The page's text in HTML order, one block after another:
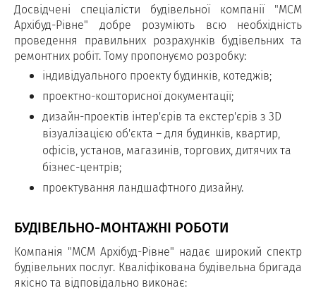
Досвідчені спеціалісти будівельної компанії "МСМ
Архібуд-Рівне" добре розуміють всю необхідність
проведення правильних розрахунків будівельних та
ремонтних робіт. Тому пропонуємо розробку:
індивідуального проекту будинків, котеджів;
проектно-кошторисної документації;
дизайн-проектів інтер'єрів та екстер'єрів з 3D
візуалізацією об'єкта – для будинків, квартир,
офісів, установ, магазинів, торгових, дитячих та
бізнес-центрів;
проектування ландшафтного дизайну.
БУДІВЕЛЬНО-МОНТАЖНІ РОБОТИ
Компанія "МСМ Архібуд-Рівне" надає широкий спектр
будівельних послуг. Кваліфікована будівельна бригада
якісно та відповідально виконає: